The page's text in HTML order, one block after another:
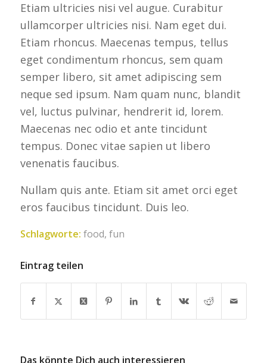
Etiam ultricies nisi vel augue. Curabitur
ullamcorper ultricies nisi. Nam eget dui.
Etiam rhoncus. Maecenas tempus, tellus
eget condimentum rhoncus, sem quam
semper libero, sit amet adipiscing sem
neque sed ipsum. Nam quam nunc, blandit
vel, luctus pulvinar, hendrerit id, lorem.
Maecenas nec odio et ante tincidunt
tempus. Donec vitae sapien ut libero
venenatis faucibus.
Nullam quis ante. Etiam sit amet orci eget
eros faucibus tincidunt. Duis leo.
Schlagworte: food, fun
Eintrag teilen
Das könnte Dich auch interessieren